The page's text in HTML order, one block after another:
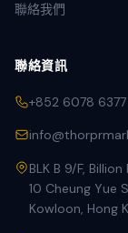
聯絡我們
聯絡資訊
+852 6078 6377
BLK B 9/F, Billion
10 Cheung Yue
Kowloon, Hong